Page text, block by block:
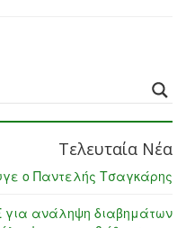
Τελευταία Νέα
ο Παντελής Τσαγκάρης
για ανάληψη διαβημάτων